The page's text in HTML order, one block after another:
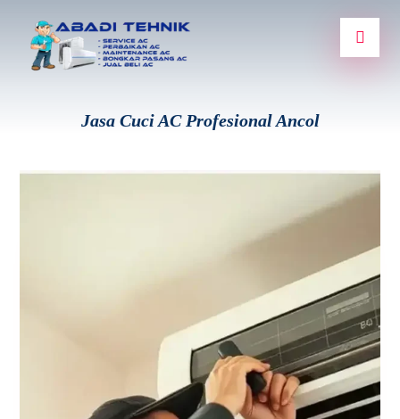
Jasa Cuci AC Profesional Ancol